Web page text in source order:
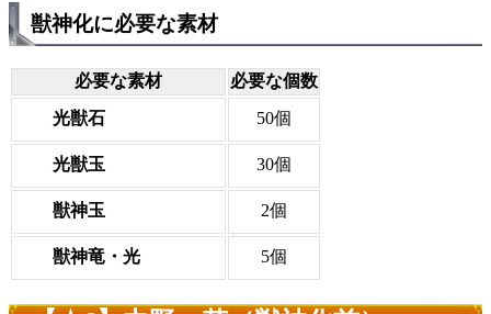
獣神化に必要な素材
必要な素材
必要な個数
光獣石
50個
光獣玉 30個
獣神玉 2個
獣神竜・光 5個